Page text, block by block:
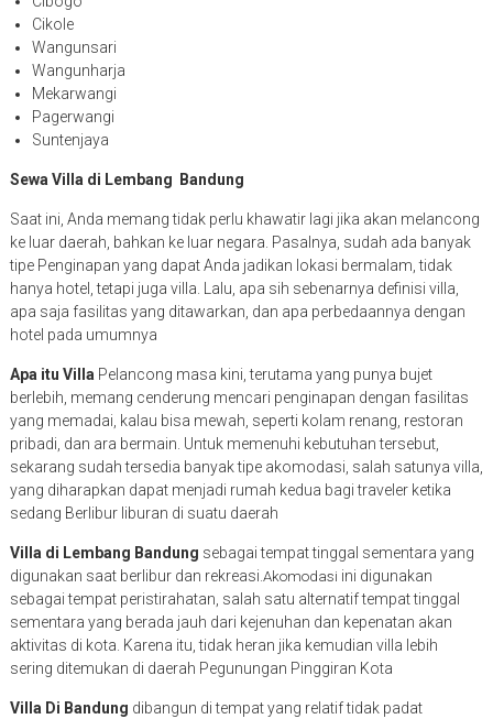
Cikole
Wangunsari
Wangunharja
Mekarwangi
Pagerwangi
Suntenjaya
Sewa Villa di Lembang Bandung
Saat ini, Anda memang tidak perlu khawatir lagi jika akan melancong
ke luar daerah, bahkan ke luar negara. Pasalnya, sudah ada banyak
tipe Penginapan yang dapat Anda jadikan lokasi bermalam, tidak
hanya hotel, tetapi juga villa. Lalu, apa sih sebenarnya definisi villa,
apa saja fasilitas yang ditawarkan, dan apa perbedaannya dengan
hotel pada umumnya
Apa itu VillaPelancong masa kini, terutama yang punya bujet
berlebih, memang cenderung mencari penginapan dengan fasilitas
yang memadai, kalau bisa mewah, seperti kolam renang, restoran
pribadi, dan ara bermain. Untuk memenuhi kebutuhan tersebut,
sekarang sudah tersedia banyak tipe akomodasi, salah satunya villa,
yang diharapkan dapat menjadi rumah kedua bagi traveler ketika
sedang Berlibur liburan di suatu daerah
Villa di Lembang Bandung sebagai tempat tinggal sementara yang
digunakan saat berlibur dan rekreasi.Akomodasi ini digunakan
sebagai tempat peristirahatan, salah satu alternatif tempat tinggal
sementara yang berada jauh dari kejenuhan dan kepenatan akan
aktivitas di kota. Karena itu, tidak heran jika kemudian villa lebih
sering ditemukan di daerah Pegunungan Pinggiran Kota
Villa Di Bandung dibangun di tempat yang relatif tidak padat